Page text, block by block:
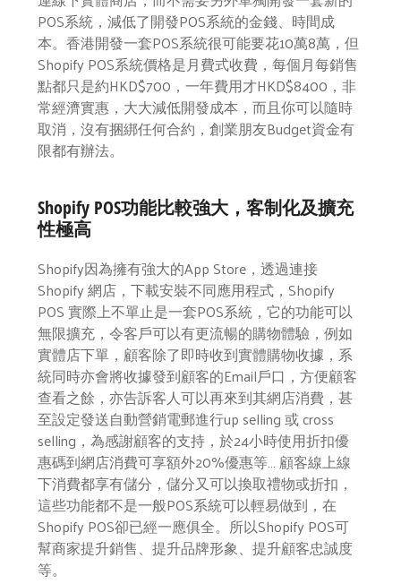
POS系統，減低了開發POS系統的金錢、時間成
本。香港開發一套POS系統很可能要花10萬8萬，但
Shopify POS系統價格是月費式收費，每個月每銷售
點都只是約HKD$700，一年費用才HKD$8400，非
常經濟實惠，大大減低開發成本，而且你可以隨時
取消，沒有捆綁任何合約，創業朋友Budget資金有
限都有辦法。
Shopify POS功能比較強大，客制化及擴充
性極高
Shopify因為擁有強大的App Store，透過連接
Shopify 網店，下載安裝不同應用程式，Shopify
POS 實際上不單止是一套POS系統，它的功能可以
無限擴充，令客戶可以有更流暢的購物體驗，例如
實體店下單，顧客除了即時收到實體購物收據，系
統同時亦會將收據發到顧客的Email戶口，方便顧客
查看之餘，亦告訴客人可以再來到其網店消費，甚
至設定發送自動營銷電郵進行up selling 或 cross
selling，為感謝顧客的支持，於24小時使用折扣優
惠碼到網店消費可享額外20%優惠等… 顧客線上線
下消費都享有儲分，儲分又可以換取禮物或折扣，
這些功能都不是一般POS系統可以輕易做到，在
Shopify POS卻已經一應俱全。所以Shopify POS可
幫商家提升銷售、提升品牌形象、提升顧客忠誠度
等。